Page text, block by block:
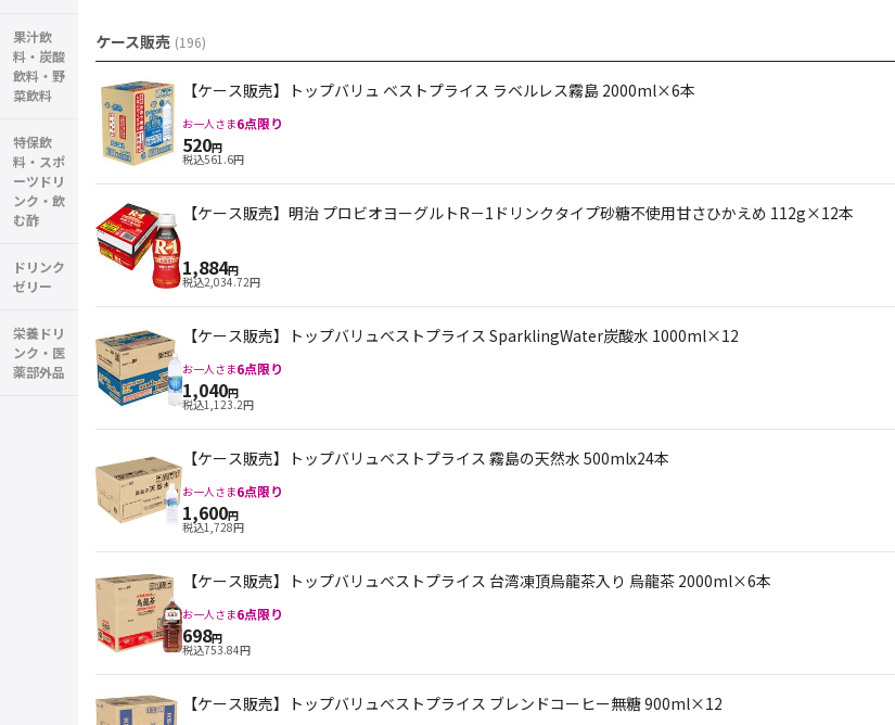
果汁飲
料・炭酸
飲料・野
菜飲料
特保飲
料・スポ
ーツドリ
ンク・飲
む酢
ドリンク
ゼリー
栄養ドリ
ンク・医
薬部外品
ケース販売 (196)
【ケース販売】トップバリュ ベストプライス ラベルレス霧島 2000ml×6本
お一人さま6点限り
520円
税込561.6円
【ケース販売】明治 プロビオヨーグルトR－1ドリンクタイプ砂糖不使用甘さひかえめ 112g×12本
1,884円
税込2,034.72円
【ケース販売】トップバリュベストプライス SparklingWater炭酸水 1000ml×12
お一人さま6点限り
1,040円
税込1,123.2円
【ケース販売】トップバリュベストプライス 霧島の天然水 500mlx24本
お一人さま6点限り
1,600円
税込1,728円
【ケース販売】トップバリュベストプライス 台湾凍頂烏龍茶入り 烏龍茶 2000ml×6本
お一人さま6点限り
698円
税込753.84円
【ケース販売】トップバリュベストプライス ブレンドコーヒー無糖 900ml×12